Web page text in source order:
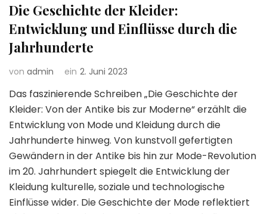
Die Geschichte der Kleider:
Entwicklung und Einflüsse durch die
Jahrhunderte
von admin ein 2. Juni 2023
Das faszinierende Schreiben „Die Geschichte der
Kleider: Von der Antike bis zur Moderne“ erzählt die
Entwicklung von Mode und Kleidung durch die
Jahrhunderte hinweg. Von kunstvoll gefertigten
Gewändern in der Antike bis hin zur Mode-Revolution
im 20. Jahrhundert spiegelt die Entwicklung der
Kleidung kulturelle, soziale und technologische
Einflüsse wider. Die Geschichte der Mode reflektiert